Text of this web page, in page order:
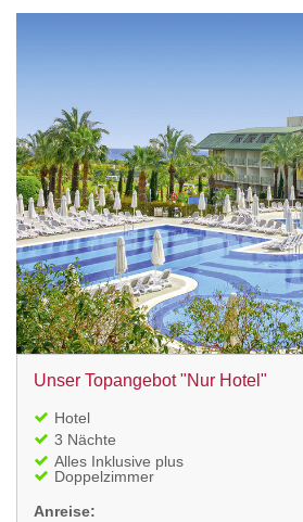
Unser Topangebot "Nur Hotel"
Hotel
3 Nächte
Alles Inklusive plus
Doppelzimmer
Anreise: